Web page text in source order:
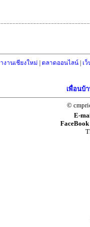
งานเชียงใหม่ | ตลาดออนไลน์| เ
เพื่อนบ้
©
E-
FaceBook